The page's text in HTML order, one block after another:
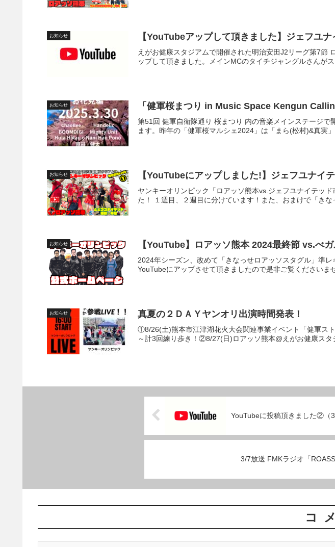
お知らせ 【YouTubeアップして頂きました】ジェフユ
えがお健康スタジアムで開催された明治安田J2リーグ第7節
ップして頂きました。メインMCのタイチジャングルさんが
お知らせ 「健軍桜まつり in Music Space Kengun
第51回 健軍自衛隊通り 桜まつり 内の音楽メインステージ
ます。昨年の「健軍桜マルシェ2024」は「まら(松村)&真実
お知らせ 【YouTubeにアップしました!】ジェフユナイ
ヤンキーオリンピック「ロアッソ熊本vs.ジェフユナイテッ
た！ １週目、２週目に分けています！また、おまけで「き
お知らせ 【YouTube】ロアッソ熊本 2024最終節 vs.べ
2024年シーズン、改めて「きなっせロアッソスタグル」準
YouTubeにアップさせて頂きましたので是非ご覧くださいま
お知らせ 真夏の２ＤＡＹヤンオリ出演時間発表！
①8/26(土)熊本市江津湖花火大会関連事業イベント「健軍
～計3回練り歩き！②8/27(日)ロアッソ熊本@えがお健康スタ
YouTubeに投稿頂きました②（
3/7放送 FMKラジオ「
コ